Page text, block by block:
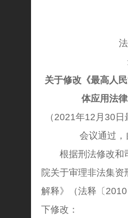
关于修改《最高人
体应用法
（2021年12月30
会议通过，
根据刑法修改和
院关于审理非法集
解释》（法释〔
下修改：